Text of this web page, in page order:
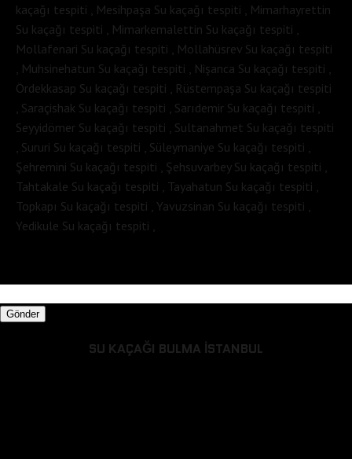
kaçağı tespiti , Mesihpaşa Su kaçağı tespiti , Mimarhayrettin
Su kaçağı tespiti , Mimarkemalettin Su kaçağı tespiti ,
Mollafenari Su kaçağı tespiti , Mollahüsrev Su kaçağı tespiti
, Muhsinehatun Su kaçağı tespiti , Nişanca Su kaçağı tespiti ,
Ördekkasap Su kaçağı tespiti , Rüstempaşa Su kaçağı tespiti
, Saraçishak Su kaçağı tespiti , Sarıdemir Su kaçağı tespiti ,
Seyyidömer Su kaçağı tespiti , Sultanahmet Su kaçağı tespiti
, Sururi Su kaçağı tespiti , Süleymaniye Su kaçağı tespiti ,
Şehremini Su kaçağı tespiti , Şehsuvarbey Su kaçağı tespiti ,
Tahtakale Su kaçağı tespiti , Tayahatun Su kaçağı tespiti ,
Topkapı Su kaçağı tespiti , Yavuzsinan Su kaçağı tespiti ,
Yedikule Su kaçağı tespiti ,
Gönder
SU KAÇAĞI BULMA İSTANBUL